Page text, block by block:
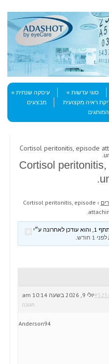
סוגי עדשות
עיסקה שנתית
ראיה מקצועית
מבצעים
> Cortisol peritonitis, episode
Cortisol
›
Cortisol peritonitis, episode
לפני 1 חודש .
יולי 9, 2026 בשעה 10:14 am
תגובה
JAnderson94